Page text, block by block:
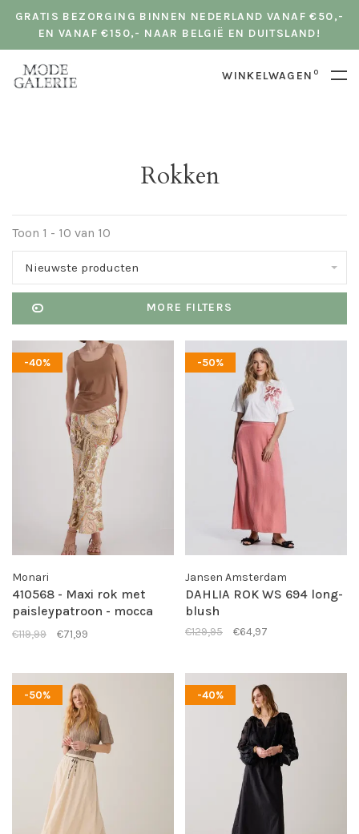
GRATIS BEZORGING BINNEN NEDERLAND VANAF €50,-
EN VANAF €150,- NAAR BELGIË EN DUITSLAND!
WINKELWAGEN 0
Rokken
Toon 1 - 10 van 10
Nieuwste producten
MORE FILTERS
-40%
Monari
410568 - Maxi rok met
paisleypatroon - mocca
pattern
€119,99 €71,99
-50%
Jansen Amsterdam
DAHLIA ROK WS 694 long-
blush
€129,95 €64,97
-50% -40%